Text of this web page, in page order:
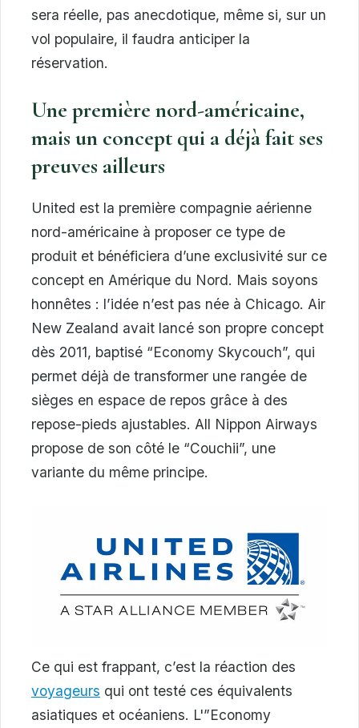
sera réelle, pas anecdotique, même si, sur un
vol populaire, il faudra anticiper la
réservation.
Une première nord-américaine,
mais un concept qui a déjà fait ses
preuves ailleurs
United est la première compagnie aérienne
nord-américaine à proposer ce type de
produit et bénéficiera d’une exclusivité sur ce
concept en Amérique du Nord. Mais soyons
honnêtes : l’idée n’est pas née à Chicago. Air
New Zealand avait lancé son propre concept
dès 2011, baptisé “Economy Skycouch”, qui
permet déjà de transformer une rangée de
sièges en espace de repos grâce à des
repose-pieds ajustables. All Nippon Airways
propose de son côté le “Couchii”, une
variante du même principe.
Ce qui est frappant, c’est la réaction des
voyageurs qui ont testé ces équivalents
asiatiques et océaniens. L'”Economy